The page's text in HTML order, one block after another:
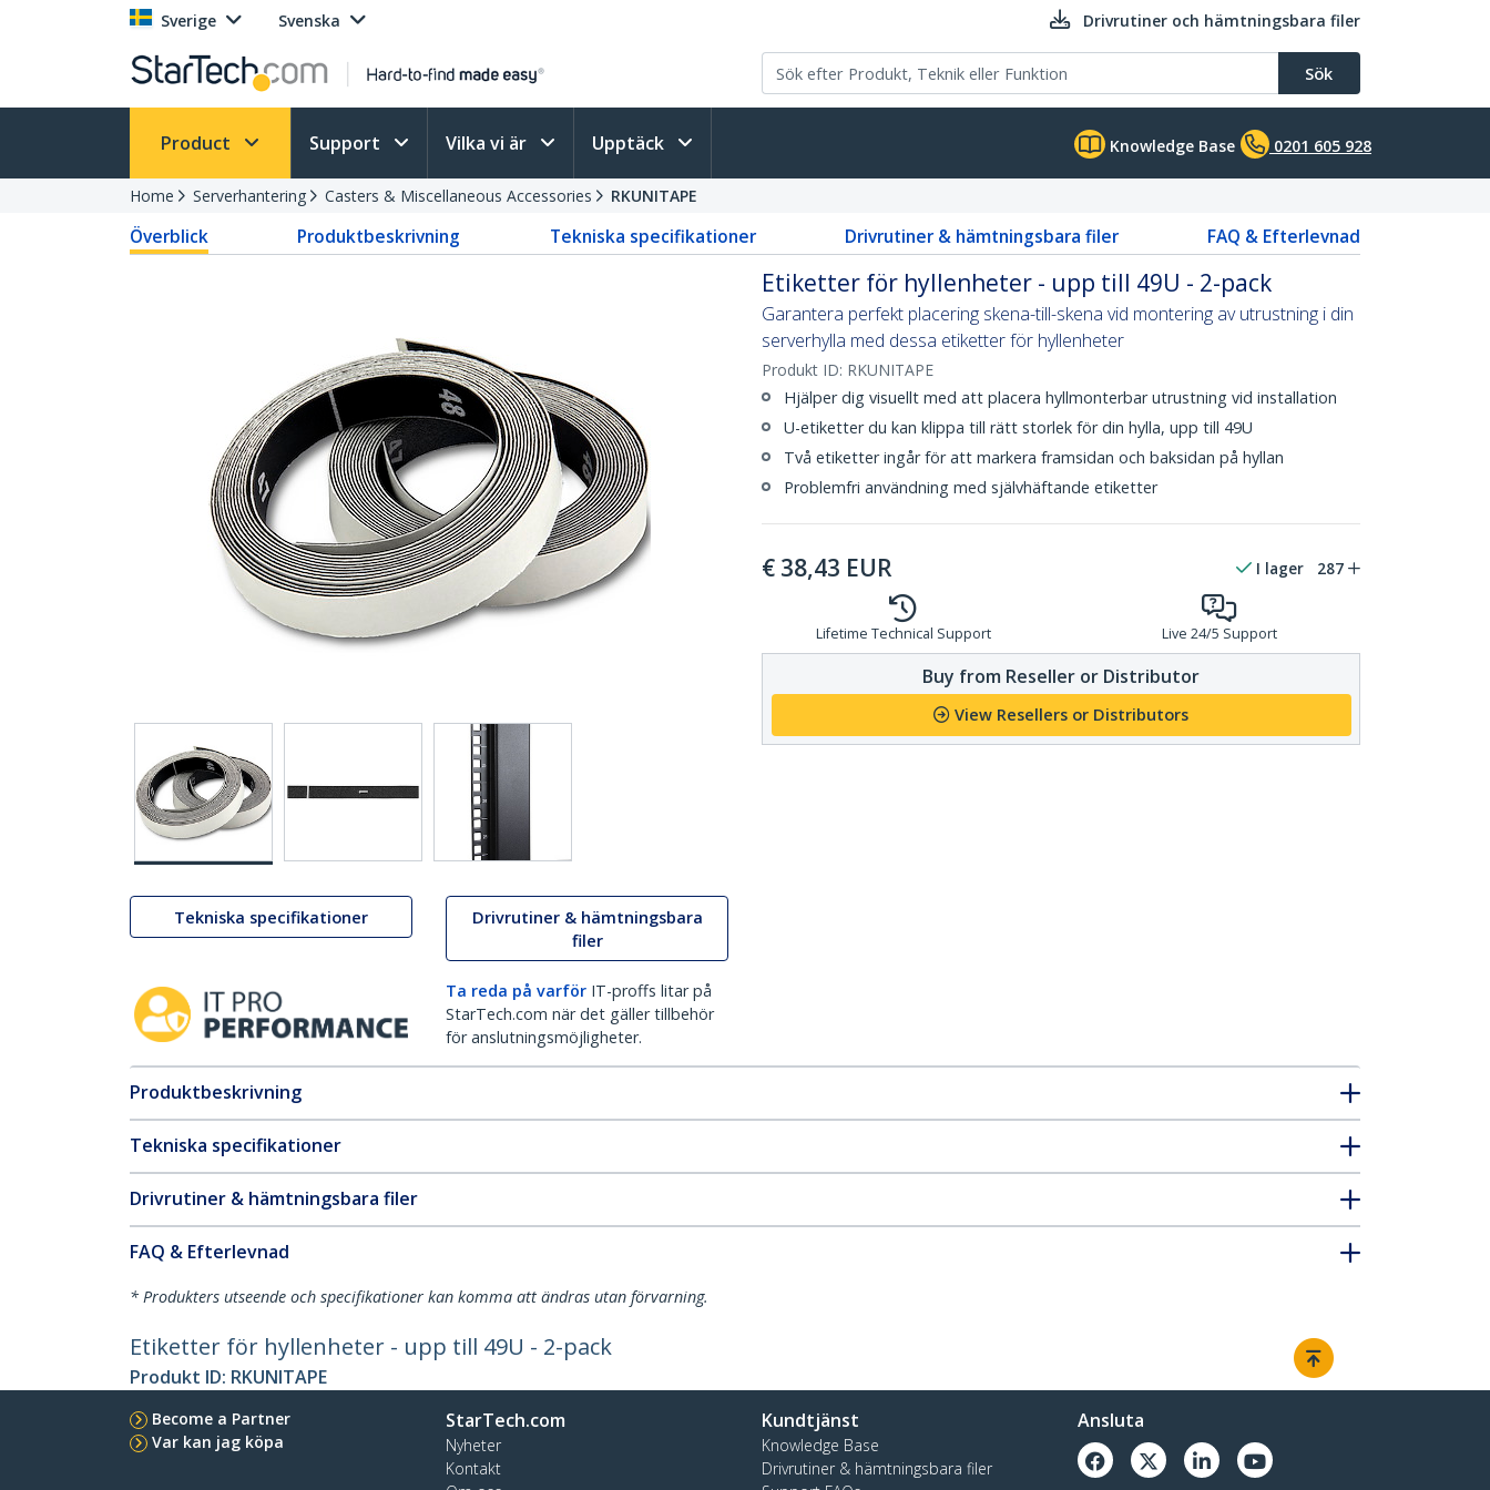
Sverige Svenska Drivrutiner och hämtningsbara filer
Sök
Product Support Vilka vi är Upptäck Knowledge Base 0201 605 928
Home Serverhantering Casters & Miscellaneous Accessories RKUNITAPE
Överblick Produktbeskrivning Tekniska specifikationer Drivrutiner & hämtningsbara filer FAQ & Efterlevnad
Tekniska specifikationer
Drivrutiner & hämtningsbara
filer
Ta reda på varför IT-proffs litar på
StarTech.com när det gäller tillbehör
för anslutningsmöjligheter.
Etiketter för hyllenheter - upp till 49U - 2-pack
Garantera perfekt placering skena-till-skena vid montering av utrustning i din
serverhylla med dessa etiketter för hyllenheter
Produkt ID: RKUNITAPE
Hjälper dig visuellt med att placera hyllmonterbar utrustning vid installation
U-etiketter du kan klippa till rätt storlek för din hylla, upp till 49U
Två etiketter ingår för att markera framsidan och baksidan på hyllan
Problemfri användning med självhäftande etiketter
€ 38,43 EUR I lager 287
Lifetime Technical Support Live 24/5 Support
Buy from Reseller or Distributor
View Resellers or Distributors
Produktbeskrivning
Tekniska specifikationer
Drivrutiner & hämtningsbara filer
FAQ & Efterlevnad
* Produkters utseende och specifikationer kan komma att ändras utan förvarning.
Etiketter för hyllenheter - upp till 49U - 2-pack
Produkt ID: RKUNITAPE
Become a Partner
Var kan jag köpa
StarTech.com
Nyheter
Kontakt
Kundtjänst
Knowledge Base
Drivrutiner & hämtningsbara filer
Ansluta